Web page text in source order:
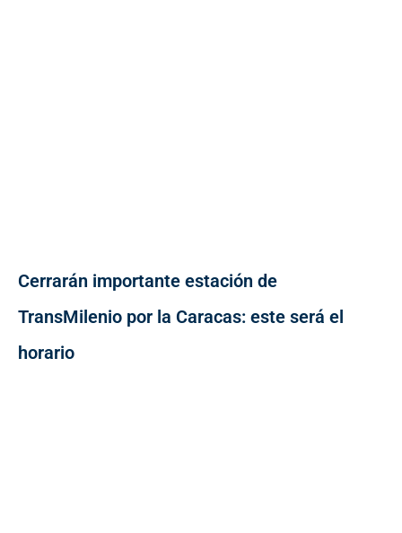
Cerrarán importante estación de
TransMilenio por la Caracas: este será el
horario